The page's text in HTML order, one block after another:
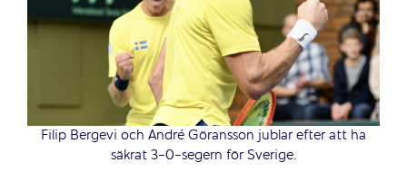
Filip Bergevi och André Göransson jublar efter att ha
säkrat 3-0-segern för Sverige.